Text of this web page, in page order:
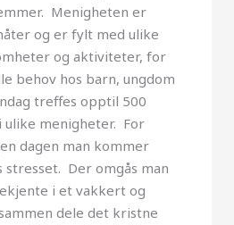
Menigheten er
og er fylt med ulike
og aktiviteter, for
behov hos barn, ungdom
treffes opptil 500
ulike menigheter. For
dagen man kommer
Der omgås man
i et vakkert og
dele det kristne